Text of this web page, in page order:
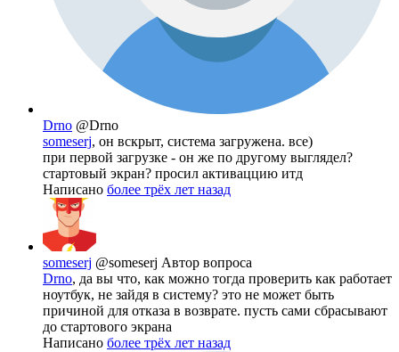
Drno @Drno
someserj, он вскрыт, система загружена. все)
при первой загрузке - он же по другому выглядел?
стартовый экран? просил активаццию итд
Написано более трёх лет назад
someserj @someserj Автор вопроса
Drno, да вы что, как можно тогда проверить как работает
ноутбук, не зайдя в систему? это не может быть
причиной для отказа в возврате. пусть сами сбрасывают
до стартового экрана
Написано более трёх лет назад